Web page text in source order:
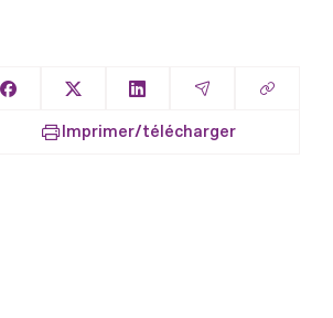
Partager sur Facebook
Partager sur XPartager sur LinkedIn
Partager par
Copier
Imprimer/télécharger